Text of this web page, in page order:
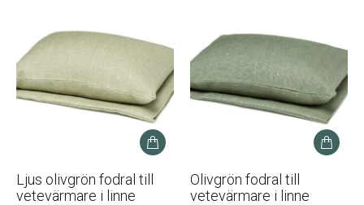
Ljus olivgrön fodral till
vetevärmare i linne
Olivgrön fodral till
vetevärmare i linne